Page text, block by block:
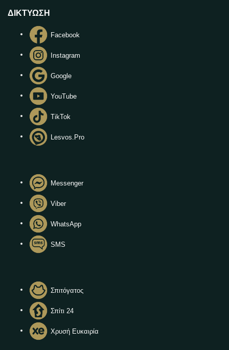
ΔΙΚΤΥΩΣΗ
Facebook
Instagram
Google
YouTube
TikTok
Lesvos.Pro
Messenger
Viber
WhatsApp
SMS
Σπιτόγατος
Σπίτι 24
Χρυσή Ευκαιρία